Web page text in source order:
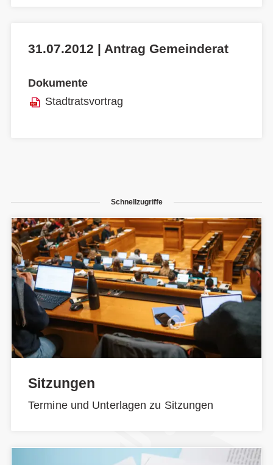
31.07.2012 | Antrag Gemeinderat
Dokumente
Stadtratsvortrag
Schnellzugriffe
Sitzungen
Termine und Unterlagen zu Sitzungen